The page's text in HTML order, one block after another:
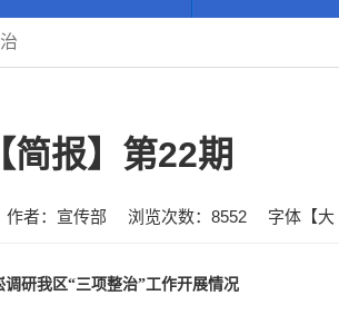
【简报】第22期
作者：宣传部 浏览次数： 8552 字体【大
调研我区“三项整治”工作开展情况